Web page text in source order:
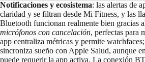
Notificaciones y ecosistema: las alertas de
claridad y se filtran desde Mi Fitness, y las
Bluetooth funcionan realmente bien gracias
micrófonos con cancelación, perfectas para
app centraliza métricas y permite
sincroniza sueño con Apple Salud, aunque
puede requerir la app activa. La conexión